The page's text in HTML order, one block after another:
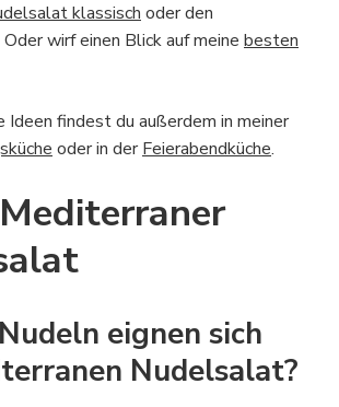
klassisch oder den
Oder wirf einen Blick auf meine besten
findest du außerdem in meiner
oder in derFeierabendküche.
eignen sich
Nudelsalat?